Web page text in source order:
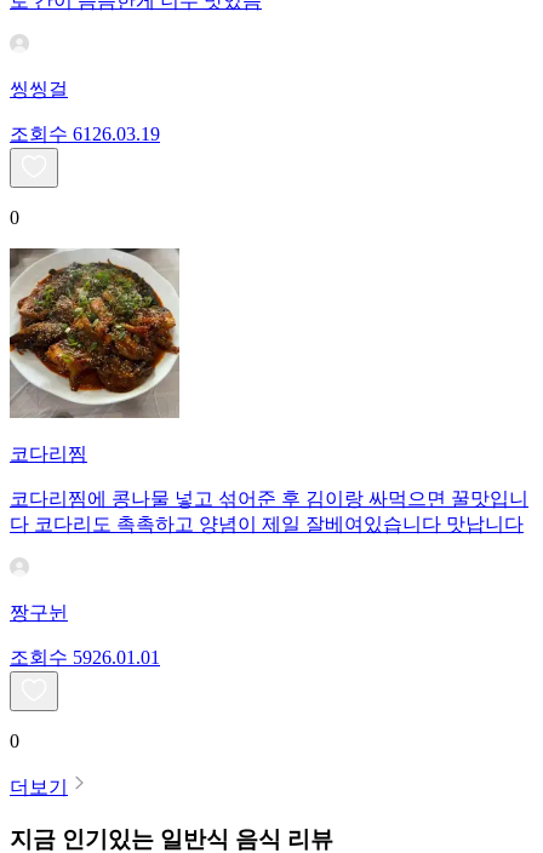
씽씽걸
조회수 61 26.03.19
0
코다리찜
코다리찜에 콩나물 넣고 섞어준 후 김이랑 싸먹으면 꿀맛입니
다 코다리도 촉촉하고 양념이 제일 잘베여있습니다 맛납니다
짱구뉜
조회수 5926.01.01
0
더보기
지금 인기있는 일반식 음식 리뷰